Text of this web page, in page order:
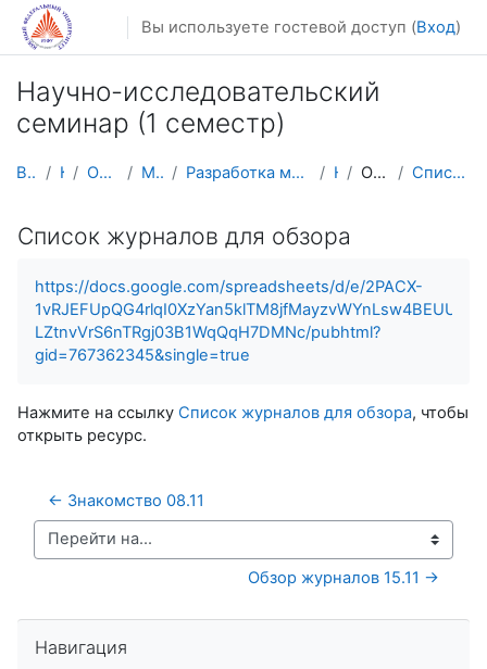
Перейти к основному содержанию
Вы используете гостевой доступ (Вход)
Научно-исследовательский
семинар (1 семестр)
В начало Курсы Осенний семестр Магистратура Разработка мобильных приложений и компьютерных игр НИС_1 Обзор журналов Список журналов для обзора
Список журналов для обзора
https://docs.google.com/spreadsheets/d/e/2PACX-
LZtnvVrS6nTRgj03B1WqQqH7DMNc/pubhtml?
gid=767362345&single=true
Нажмите на ссылку Список журналов для обзора, чтобы
открыть ресурс.
← Знакомство 08.11
Перейти на...
Обзор журналов 15.11 →
Навигация